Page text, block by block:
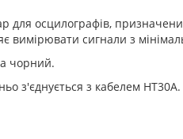
для осцилографів,
вимірювати сигнали з
чорний.
з'єднується з кабелем